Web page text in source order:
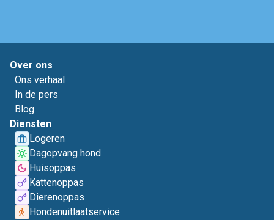
Over ons
Ons verhaal
In de pers
Blog
Diensten
Logeren
Dagopvang hond
Huisoppas
Kattenoppas
Dierenoppas
Hondenuitlaatservice